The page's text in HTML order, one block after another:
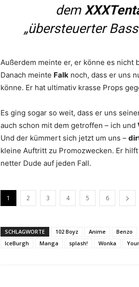
dem
„übersteuerter
Außerdem meinte er, er könne es nicht
Danach meinte Falk noch, dass er uns
könne. Er hat ultimativ krasse Props
Es ging sogar so weit, dass er uns
auch schon mit dem getroffen – ich und
Und der kümmert sich jetzt um uns –
kleine Auftritt zu Promozwecken. Er
netter Dude auf jeden Fall.
1 2 3 4 5 6
SCHLAGWORTE 102 Boyz Anime Benzo
IceBurgh
Manga splash! Wonka